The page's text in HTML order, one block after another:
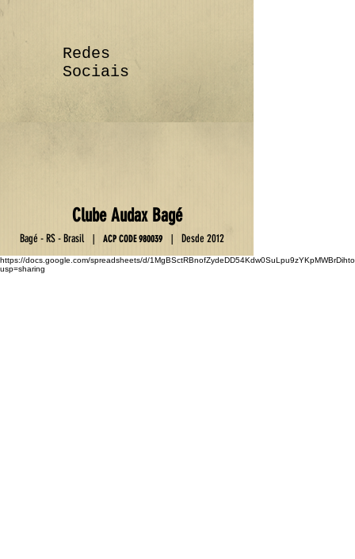
Redes
Sociais
ClubeAudax Bagé
Bagé - RS - Brasil|ACP CODE980039 Desde 2012
https://docs.google.com/spreadsheets/d/
usp=sharing